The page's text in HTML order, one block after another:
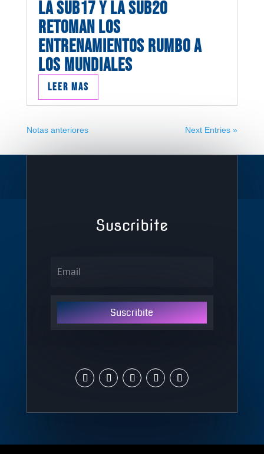
LA SUB17 Y LA SUB20
RETOMAN LOS
ENTRENAMIENTOS RUMBO A
LOS MUNDIALES
Leer mas
Notas anteriores Next Entries »
Suscribite
Suscribite